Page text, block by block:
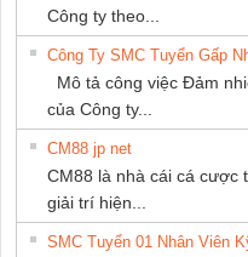
Công ty theo...
Công Ty SMC Tuyển Gấp
Mô tả công việc Đảm
của Công ty...
CM88 jp net
CM88 là nhà cái cá cược
giải trí hiện...
SMC Tuyển 01 Nhân Viên